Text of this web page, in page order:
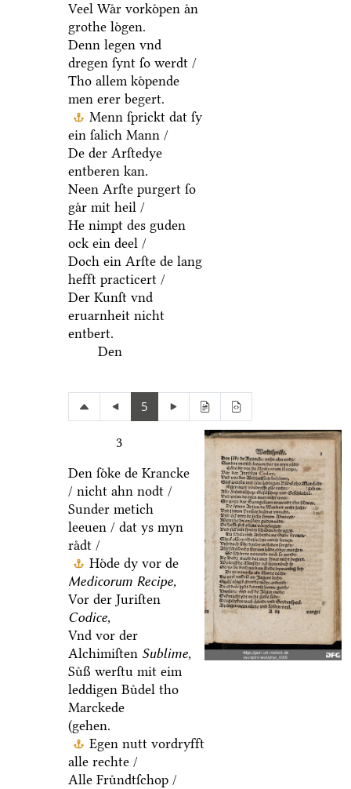
Veel Waͤr vorkoͤpen aͤn
grothe loͤgen.
Denn legen vnd
dregen ſynt ſo werdt /
Tho allem koͤpende
men erer begert.
Menn ſprickt dat ſy
ein ſalich Mann /
De der Arſtedye
entberen kan.
Neen Arſte purgert ſo
gaͤr mit heil /
He nimpt des guden
ock ein deel /
Doch ein Arſte de lang
hefft practicert /
Der Kunſt vnd
eruarnheit nicht
entbert.
Den
5
3
Den ſoͤke de Krancke
/ nicht ahn nodt /
Sunder metich
leeuen / dat ys myn
raͤdt /
Hoͤde dy vor de
Medicorum Recipe,
Vor der Juriſten
Codice,
Vnd vor der
Alchimiſten Sublime,
Suͤß werſtu mit eim
leddigen Buͤdel tho
Marckede
(gehen.
Egen nutt vordryfft
alle rechte /
Alle Fruͤndtſchop /